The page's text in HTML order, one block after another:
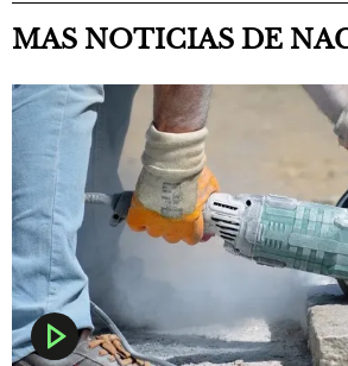
MAS NOTICIAS DE